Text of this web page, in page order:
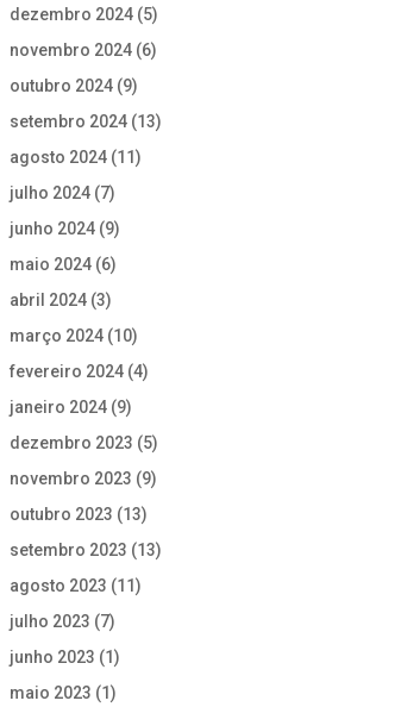
dezembro 2024 (5)
novembro 2024 (6)
outubro 2024 (9)
setembro 2024 (13)
agosto 2024 (11)
julho 2024 (7)
junho 2024 (9)
maio 2024 (6)
abril 2024 (3)
março 2024 (10)
fevereiro 2024 (4)
janeiro 2024 (9)
dezembro 2023 (5)
novembro 2023 (9)
outubro 2023 (13)
setembro 2023 (13)
agosto 2023 (11)
julho 2023 (7)
junho 2023 (1)
maio 2023 (1)